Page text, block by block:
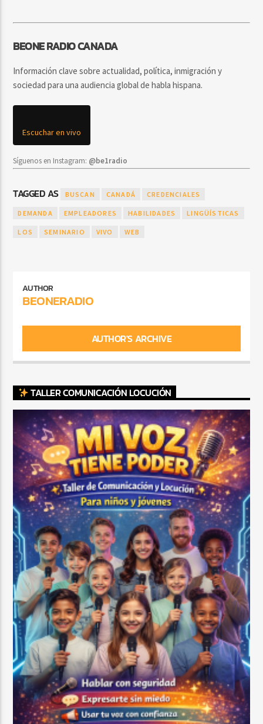
BEONE RADIO CANADA
Información clave sobre actualidad, política, inmigración y
sociedad para una audiencia global de habla hispana.
Escuchar en vivo
Síguenos en Instagram: @be1radio
TAGGED AS BUSCAN CANADÁ CREDENCIALES
DEMANDA EMPLEADORES HABILIDADES LINGÜÍSTICAS
LOS SEMINARIO VIVO WEB
AUTHOR
BEONERADIO
AUTHOR'S ARCHIVE
TALLER COMUNICACIÓN LOCUCIÓN